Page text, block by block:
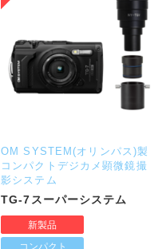
OM SYSTEM(オリンパス)製
コンパクトデジカメ顕微鏡撮
影システム
TG-7スーパーシステム